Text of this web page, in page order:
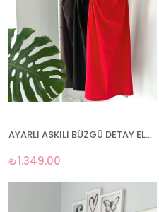
AYARLI ASKILI BÜZGÜ DETAY ELBİSE
₺1.349,00